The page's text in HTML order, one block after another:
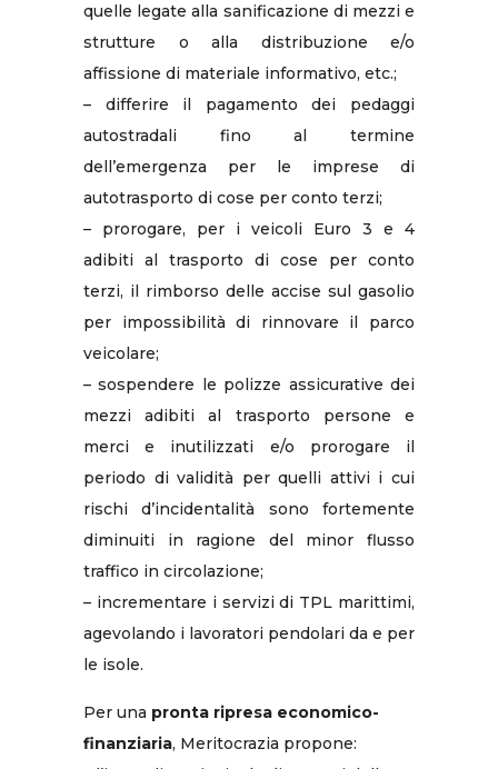
quelle legate alla sanificazione di mezzi e
strutture o alla distribuzione e/o
affissione di materiale informativo, etc.;
– differire il pagamento dei pedaggi
autostradali fino al termine
dell’emergenza per le imprese di
autotrasporto di cose per conto terzi;
– prorogare, per i veicoli Euro 3 e 4
adibiti al trasporto di cose per conto
terzi, il rimborso delle accise sul gasolio
per impossibilità di rinnovare il parco
veicolare;
– sospendere le polizze assicurative dei
mezzi adibiti al trasporto persone e
merci e inutilizzati e/o prorogare il
periodo di validità per quelli attivi i cui
rischi d’incidentalità sono fortemente
diminuiti in ragione del minor flusso
traffico in circolazione;
– incrementare i servizi di TPL marittimi,
agevolando i lavoratori pendolari da e per
le isole.
Per una pronta ripresa economico-
finanziaria, Meritocrazia propone: